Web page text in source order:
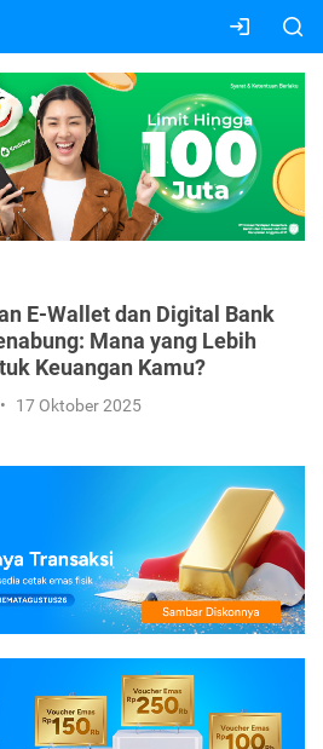
E-Wallet dan Digital Bank
Mana yang Lebih
Keuangan Kamu?
• 17 Oktober 2025